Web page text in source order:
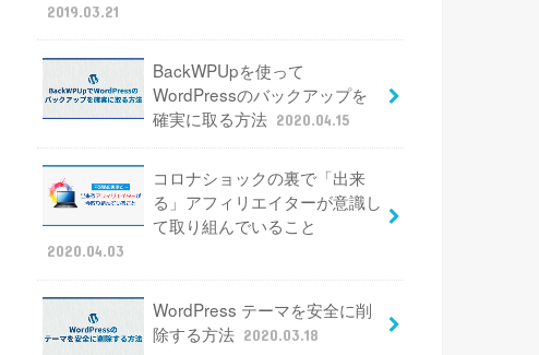
2019.03.21
BackWPUpを使って
WordPressのバックアップを
確実に取る方法 2020.04.15
コロナショックの裏で「出来
る」アフィリエイターが意識し
て取り組んでいること
2020.04.03
WordPress テーマを安全に削
除する方法 2020.03.18